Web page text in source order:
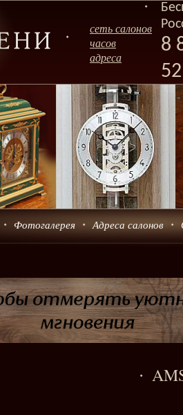
сеть салонов
часов
адреса
8
Фотогалерея Адреса салонов